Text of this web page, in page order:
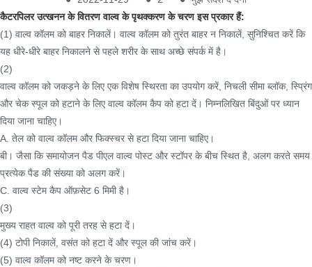
कैटरपिलर उत्खनन के वितरण वाल्व के पृथक्करण के चरण इस प्रकार हैं:
(1) वाल्व कॉलम को बाहर निकालें। वाल्व कॉलम को तुरंत बाहर न निकालें, सुनिश्चित करें कि
यह धीरे-धीरे बाहर निकालने से पहले शरीर के साथ अच्छे संपर्क में है।
(2)
वाल्व कॉलम को जकड़ने के लिए एक विशेष स्थिरता का उपयोग करें, निचली सीमा ब्लॉक, स्प्रिंग
और चेक स्पूल को हटाने के लिए वाल्व कॉलम कैप को हटा दें। निम्नलिखित बिंदुओं पर ध्यान
दिया जाना चाहिए।
A. तेल को वाल्व कॉलम और फिक्स्चर से हटा दिया जाना चाहिए।
बी। जैसा कि समायोजन पैड पीएल वाल्व पोस्ट और स्टॉपर के बीच स्थित है, अलग करते समय
प्रत्येक पैड की संख्या को अलग करें।
C. वाल्व स्टेम कैप ऑफ़सेट 6 मिमी है।
(3)
मुख्य राहत वाल्व को पूरी तरह से हटा दें।
(4) टोपी निकालें, वसंत को हटा दें और स्पूल की जांच करें।
(5) वाल्व कॉलम को नष्ट करने के चरण।